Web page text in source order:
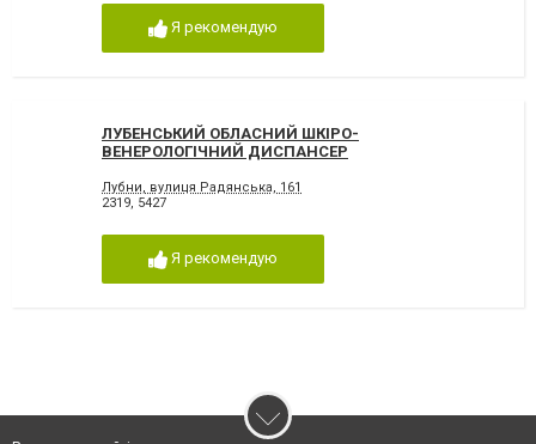
Я рекомендую
ЛУБЕНСЬКИЙ ОБЛАСНИЙ ШКІРО-
ВЕНЕРОЛОГІЧНИЙ ДИСПАНСЕР
Лубни, вулиця Радянська, 161
2319, 5427
Я рекомендую